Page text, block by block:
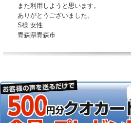
また利用しようと思います。
ありがとうございました。
S様 女性
青森県青森市